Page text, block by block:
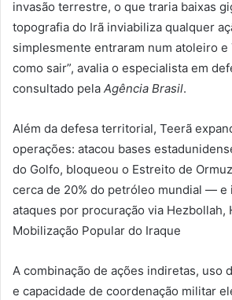
invasão terrestre, o que traria baixas
topografia do Irã inviabiliza qualquer
simplesmente entraram num atoleiro e
como sair”, avalia o especialista em
consultado pela Agência Brasil.
Além da defesa territorial, Teerã
operações: atacou bases
do Golfo, bloqueou o Estreito de
cerca de 20% do petróleo mundial — e
ataques por procuração via Hezbollah,
Mobilização Popular do Iraque
A combinação de ações indiretas, uso
e capacidade de coordenação militar